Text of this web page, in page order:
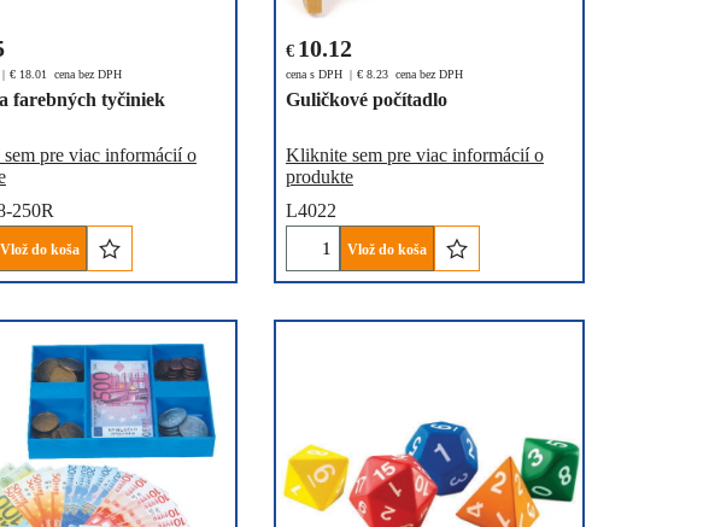
€ 18.01 cena bez DPH
farebných tyčiniek
pre viac informácií o
250R
Vlož do koša
€ 10.12
cena s DPH € 8.23 cena bez DPH
Guličkové počítadlo
Kliknite sem pre viac informácií o
produkte
L4022
Vlož do koša